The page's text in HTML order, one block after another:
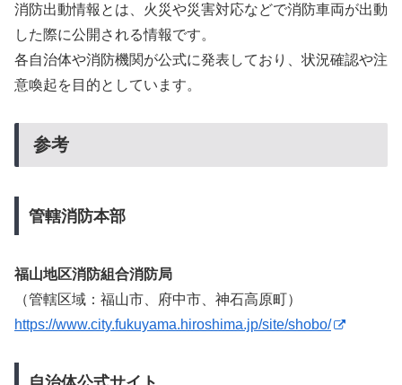
消防出動情報とは、火災や災害対応などで消防車両が出動
した際に公開される情報です。
各自治体や消防機関が公式に発表しており、状況確認や注
意喚起を目的としています。
参考
管轄消防本部
福山地区消防組合消防局
（管轄区域：福山市、府中市、神石高原町）
https://www.city.fukuyama.hiroshima.jp/site/shobo/